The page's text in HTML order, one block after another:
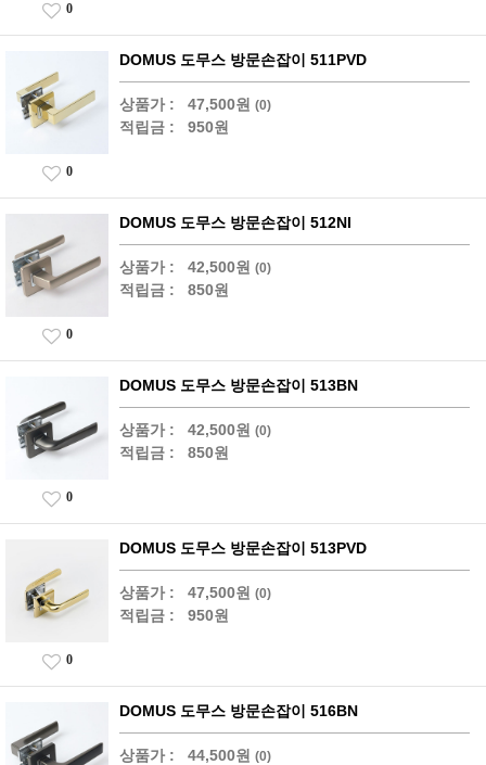
0
DOMUS 도무스 방문손잡이 511PVD
상품가 : 47,500원 (0)
적립금 : 950원
0
DOMUS 도무스 방문손잡이 512NI
상품가 : 42,500원 (0)
적립금 : 850원
0
DOMUS 도무스 방문손잡이 513BN
상품가 : 42,500원 (0)
적립금 : 850원
0
DOMUS 도무스 방문손잡이 513PVD
상품가 : 47,500원 (0)
적립금 : 950원
0
DOMUS 도무스 방문손잡이 516BN
상품가 : 44,500원 (0)